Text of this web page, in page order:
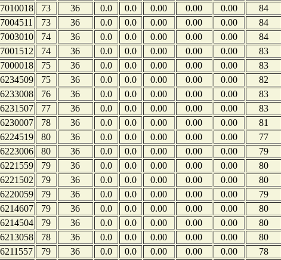
73 36 0.0 0.0 0.00 0.00 0.00 84
73 36 0.0 0.0 0.00 0.00 0.00 84
74 36 0.0 0.0 0.00 0.00 0.00 84
74 36 0.0 0.0 0.00 0.00 0.00 83
75 36 0.0 0.0 0.00 0.00 0.00 83
75 36 0.0 0.0 0.00 0.00 0.00 82
76 36 0.0 0.0 0.00 0.00 0.00 83
77 36 0.0 0.0 0.00 0.00 0.00 83
78 36 0.0 0.0 0.00 0.00 0.00 81
80 36 0.0 0.0 0.00 0.00 0.00 77
80 36 0.0 0.0 0.00 0.00 0.00 79
79 36 0.0 0.0 0.00 0.00 0.00 80
79 36 0.0 0.0 0.00 0.00 0.00 80
79 36 0.0 0.0 0.00 0.00 0.00 79
79 36 0.0 0.0 0.00 0.00 0.00 80
79 36 0.0 0.0 0.00 0.00 0.00 80
78 36 0.0 0.0 0.00 0.00 0.00 80
79 36 0.0 0.0 0.00 0.00 0.00 78